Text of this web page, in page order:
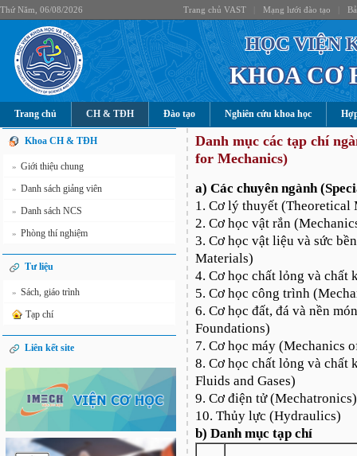
Thứ Năm, 06/08/2026 Trang chủ VAST Mạng lưới đào tạo
HỌC VIỆN
KHOA CƠ
Trang chủ CH & TĐH Đào tạo Nghiên cứu khoa học
Khoa CH & TĐH
» Giới thiệu chung
» Danh sách giảng viên
» Danh sách NCS
» Phòng thí nghiệm
Tư liệu
» Sách, giáo trình
Tạp chí
Liên kết site
Danh mục các tạp chí
for Mechanics)
a) Các chuyên ngành
1. Cơ lý thuyết (Theoretical
2. Cơ học vật rắn
3. Cơ học vật liệu và sức
Materials)
4. Cơ học chất lỏng và chất
5. Cơ học công trình
6. Cơ học đất, đá và nền
Foundations)
7. Cơ học máy (Mechanics
8. Cơ học chất lỏng và
Fluids and Gases)
9. Cơ điện tử (Mechatronics)
10. Thủy lực (Hydraulics)
b) Danh mục tạp chí